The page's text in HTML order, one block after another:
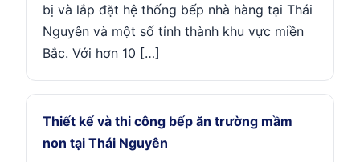
bị và lắp đặt hệ thống bếp nhà hàng tại Thái
Nguyên và một số tỉnh thành khu vực miền
Bắc. Với hơn 10 […]
Thiết kế và thi công bếp ăn trường mầm
non tại Thái Nguyên